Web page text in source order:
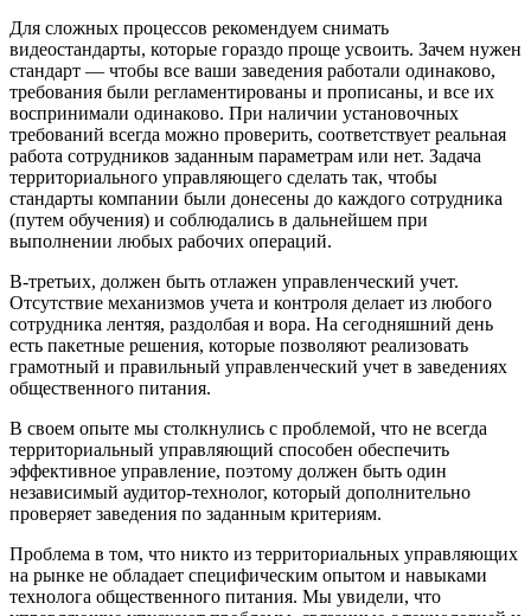
Для сложных процессов рекомендуем снимать
видеостандарты, которые гораздо проще усвоить. Зачем нужен
стандарт — чтобы все ваши заведения работали одинаково,
требования были регламентированы и прописаны, и все их
воспринимали одинаково. При наличии установочных
требований всегда можно проверить, соответствует реальная
работа сотрудников заданным параметрам или нет. Задача
территориального управляющего сделать так, чтобы
стандарты компании были донесены до каждого сотрудника
(путем обучения) и соблюдались в дальнейшем при
выполнении любых рабочих операций.
В-третьих, должен быть отлажен управленческий учет.
Отсутствие механизмов учета и контроля делает из любого
сотрудника лентяя, раздолбая и вора. На сегодняшний день
есть пакетные решения, которые позволяют реализовать
грамотный и правильный управленческий учет в заведениях
общественного питания.
В своем опыте мы столкнулись с проблемой, что не всегда
территориальный управляющий способен обеспечить
эффективное управление, поэтому должен быть один
независимый аудитор-технолог, который дополнительно
проверяет заведения по заданным критериям.
Проблема в том, что никто из территориальных управляющих
на рынке не обладает специфическим опытом и навыками
технолога общественного питания. Мы увидели, что